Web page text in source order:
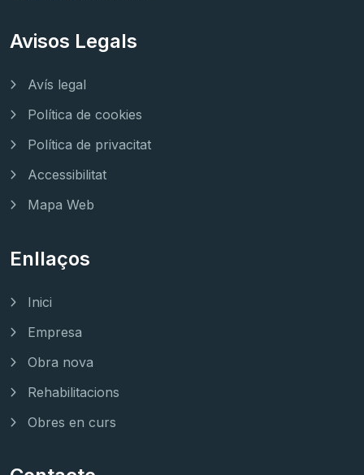
Avisos Legals
Avís legal
Política de cookies
Política de privacitat
Accessibilitat
Mapa Web
Enllaços
Inici
Empresa
Obra nova
Rehabilitacions
Obres en curs